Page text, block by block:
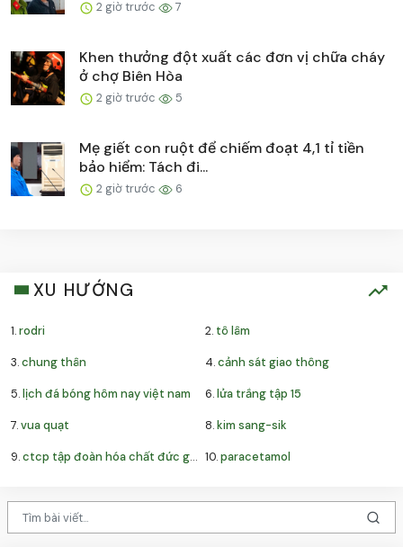
2 giờ trước 7
Khen thưởng đột xuất các đơn vị chữa cháy
ở chợ Biên Hòa
2 giờ trước 5
Mẹ giết con ruột để chiếm đoạt 4,1 tỉ tiền
bảo hiểm: Tách đi...
2 giờ trước 6
XU HƯỚNG
1.rodri 2. tô lâm
3.chung thân 4.cảnh sát giao thông
5.lịch đá bóng hôm nay việt nam 6.lửa trắng tập 15
7.vua quạt 8.kim sang-sik
9.ctcp tập đoàn hóa chất đức giang 10.paracetamol